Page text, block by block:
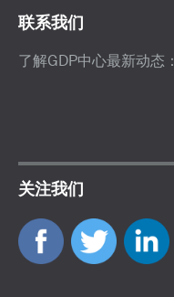
联系我们
了解GDP中心最新动态：
关注我们